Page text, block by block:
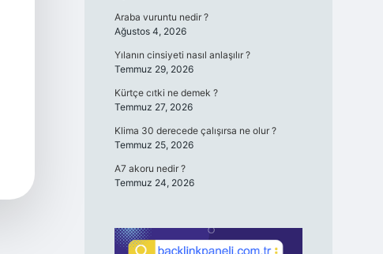
Araba vuruntu nedir ?
Ağustos 4, 2026
Yılanın cinsiyeti nasıl anlaşılır ?
Temmuz 29, 2026
Kürtçe cıtki ne demek ?
Temmuz 27, 2026
Klima 30 derecede çalışırsa ne olur ?
Temmuz 25, 2026
A7 akoru nedir ?
Temmuz 24, 2026